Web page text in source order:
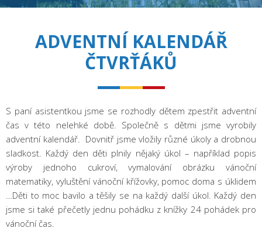
ADVENTNÍ KALENDÁŘ
ČTVRŤÁKŮ
S paní asistentkou jsme se rozhodly dětem zpestřit adventní
čas v této nelehké době. Společně s dětmi jsme vyrobily
adventní kalendář. Dovnitř jsme vložily různé úkoly a drobnou
sladkost. Každý den děti plnily nějaký úkol – například popis
výroby jednoho cukroví, vymalování obrázku vánoční
matematiky, vyluštění vánoční křížovky, pomoc doma s úklidem
…Děti to moc bavilo a těšily se na každý další úkol. Každý den
jsme si také přečetly jednu pohádku z knížky 24 pohádek pro
vánoční čas.